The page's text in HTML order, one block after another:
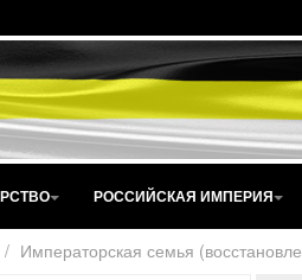
РОССИЙСКАЯ ИМПЕРИЯ
Императорская семья